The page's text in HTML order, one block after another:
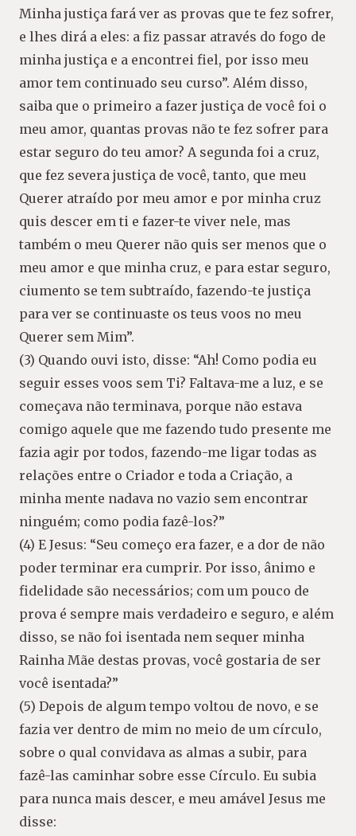
Minha justiça fará ver as provas que te fez sofrer,
e lhes dirá a eles: a fiz passar através do fogo de
minha justiça e a encontrei fiel, por isso meu
amor tem continuado seu curso”. Além disso,
saiba que o primeiro a fazer justiça de você foi o
meu amor, quantas provas não te fez sofrer para
estar seguro do teu amor? A segunda foi a cruz,
que fez severa justiça de você, tanto, que meu
Querer atraído por meu amor e por minha cruz
quis descer em ti e fazer-te viver nele, mas
também o meu Querer não quis ser menos que o
meu amor e que minha cruz, e para estar seguro,
ciumento se tem subtraído, fazendo-te justiça
para ver se continuaste os teus voos no meu
Querer sem Mim”.
(3) Quando ouvi isto, disse: “Ah! Como podia eu
seguir esses voos sem Ti? Faltava-me a luz, e se
começava não terminava, porque não estava
comigo aquele que me fazendo tudo presente me
fazia agir por todos, fazendo-me ligar todas as
relações entre o Criador e toda a Criação, a
minha mente nadava no vazio sem encontrar
ninguém; como podia fazê-los?”
(4) E Jesus: “Seu começo era fazer, e a dor de não
poder terminar era cumprir. Por isso, ânimo e
fidelidade são necessários; com um pouco de
prova é sempre mais verdadeiro e seguro, e além
disso, se não foi isentada nem sequer minha
Rainha Mãe destas provas, você gostaria de ser
você isentada?”
(5) Depois de algum tempo voltou de novo, e se
fazia ver dentro de mim no meio de um círculo,
sobre o qual convidava as almas a subir, para
fazê-las caminhar sobre esse Círculo. Eu subia
para nunca mais descer, e meu amável Jesus me
disse: